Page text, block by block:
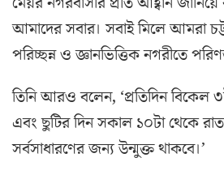
আমাদের সবার। সবাই মিলে আমরা
পরিচ্ছন্ন ও জ্ঞানভিত্তিক নগরীতে
তিনি আরও বলেন, ‘প্রতিদিন বিকেল
এবং ছুটির দিন সকাল ১০টা থেকে রাত
সর্বসাধারণের জন্য উন্মুক্ত থাকবে।’